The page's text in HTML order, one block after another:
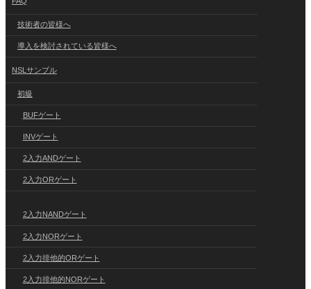
技術者の皆様へ
導入を検討されている皆様へ
NSLサンプル
初級
BUFゲート
INVゲート
2入力ANDゲート
2入力ORゲート
2入力NANDゲート
2入力NORゲート
2入力排他的ORゲート
2入力排他的NORゲート